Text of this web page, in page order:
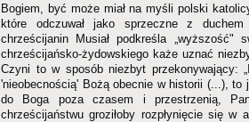
Bogiem, być może miał na myśli polski
które odczuwał jako sprzeczne z
chrześcijanin Musiał podkreśla „wyższość"
chrześcijańsko-żydowskiego każe uznać
Czyni to w sposób niezbyt przekonywający:
'nieobecnością' Bożą obecnie w historii (...), to
do Boga poza czasem i przestrzenią,
chrześcijaństwu groziłoby rozpłynięcie się w